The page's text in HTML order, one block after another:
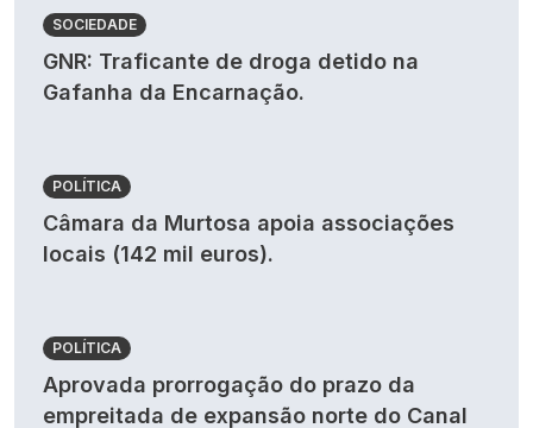
SOCIEDADE
GNR: Traficante de droga detido na
Gafanha da Encarnação.
POLÍTICA
Câmara da Murtosa apoia associações
locais (142 mil euros).
POLÍTICA
Aprovada prorrogação do prazo da
empreitada de expansão norte do Canal